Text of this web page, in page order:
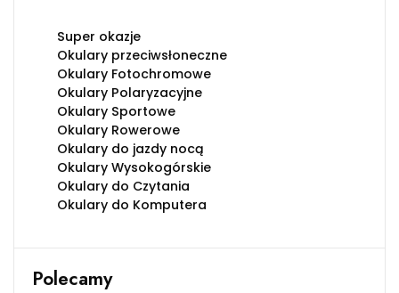
Super okazje
Okulary przeciwsłoneczne
Okulary Fotochromowe
Okulary Polaryzacyjne
Okulary Sportowe
Okulary Rowerowe
Okulary do jazdy nocą
Okulary Wysokogórskie
Okulary do Czytania
Okulary do Komputera
Polecamy